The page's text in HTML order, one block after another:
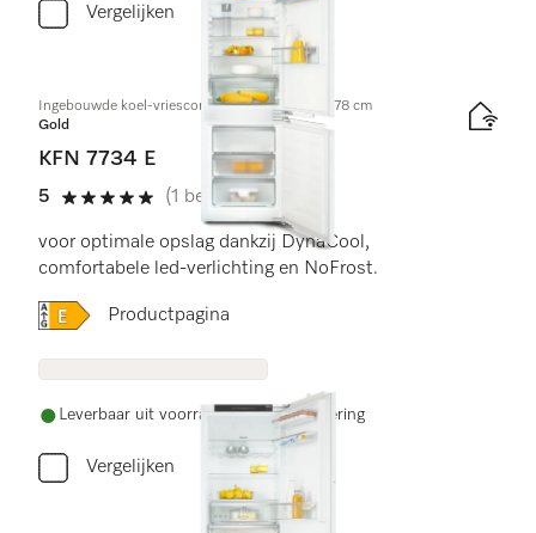
Vergelijken
Ingebouwde koel-vriescombinatie, nishoogte 178 cm
Gold
KFN 7734 E
5
5 sterren van de 5
(1 beoordeling)
voor optimale opslag dankzij DynaCool,
comfortabele led-verlichting en NoFrost.
Online Label Flag, Energielabel
Productpagina
Leverbaar uit voorraad met gratis levering
Vergelijken